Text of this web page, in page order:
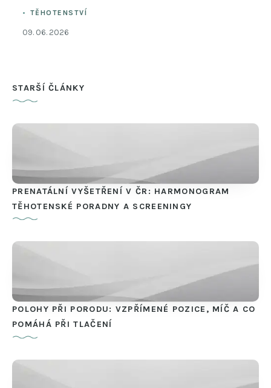
TĚHOTENSTVÍ
09. 06. 2026
STARŠÍ ČLÁNKY
PRENATÁLNÍ VYŠETŘENÍ V ČR: HARMONOGRAM
TĚHOTENSKÉ PORADNY A SCREENINGY
POLOHY PŘI PORODU: VZPŘÍMENÉ POZICE, MÍČ A CO
POMÁHÁ PŘI TLAČENÍ